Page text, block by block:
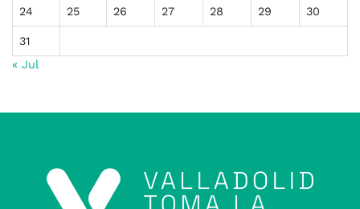
24 25 26 27 28 29 30
31
« Jul